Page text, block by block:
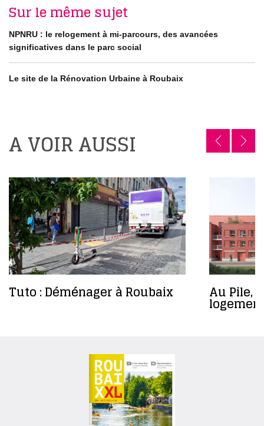
Sur le même sujet
NPNRU : le relogement à mi-parcours, des avancées
significatives dans le parc social
Le site de la Rénovation Urbaine à Roubaix
A VOIR AUSSI
Tuto : Déménager à Roubaix Au Pile,